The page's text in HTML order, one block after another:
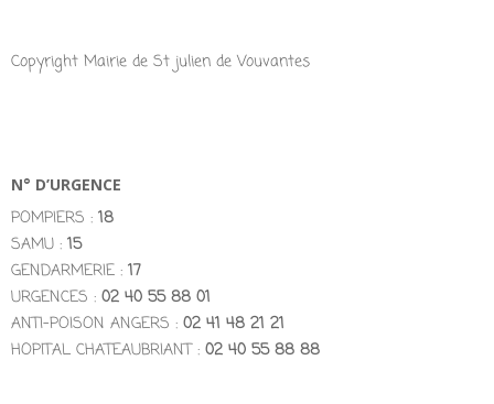
Copyright Mairie de St julien de Vouvantes
N° D’URGENCE
POMPIERS : 18
SAMU : 15
GENDARMERIE : 17
URGENCES : 02 40 55 88 01
ANTI-POISON ANGERS : 02 41 48 21 21
HOPITAL CHATEAUBRIANT : 02 40 55 88 88